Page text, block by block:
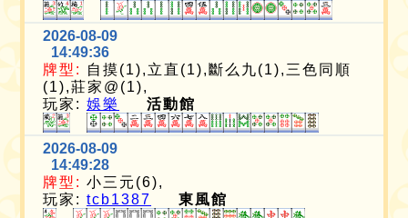
2026-08-09
14:49:36
牌型:
自摸(1),立直(1),斷么九(1),三色同順
(1),莊家@(1),
玩家:娛樂 活動館
2026-08-09
14:49:28
牌型: 小三元(6),
玩家:tcb1387 東風館